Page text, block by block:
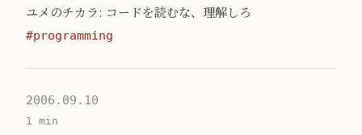
ユメのチカラ: コードを読むな、理解しろ
#programming
2006.09.10
1 min